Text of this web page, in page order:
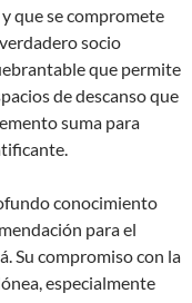
que se compromete
socio
que permite
de descanso que
suma para
conocimiento
para el
Su compromiso con la
especialmente